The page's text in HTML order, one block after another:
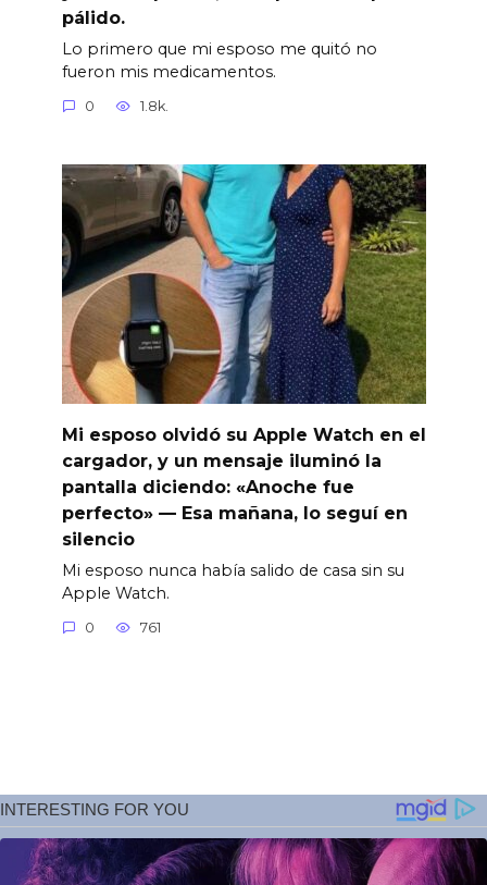
pálido.
Lo primero que mi esposo me quitó no
fueron mis medicamentos.
0 1.8k.
Mi esposo olvidó su Apple Watch en el
cargador, y un mensaje iluminó la
pantalla diciendo: «Anoche fue
perfecto» — Esa mañana, lo seguí en
silencio
Mi esposo nunca había salido de casa sin su
Apple Watch.
0 761